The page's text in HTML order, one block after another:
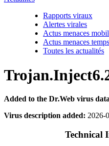
Rapports viraux
Alertes virales
Actus menaces
Actus menaces
Toutes les actualités
Added to the Dr.Web virus
Virus description added: 2026-
Technical